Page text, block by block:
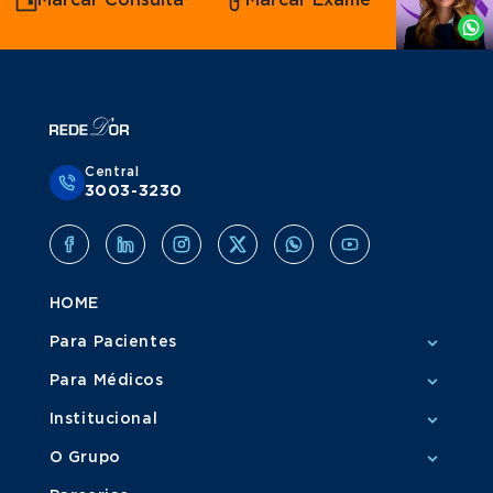
Whatsapp
Central
3003-3230
HOME
Para Pacientes
Para Médicos
Institucional
O Grupo